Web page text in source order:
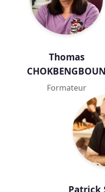
Thomas
CHOKBENGBOUN
Formateur
Patrick